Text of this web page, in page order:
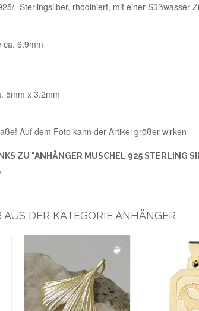
Sterlingsilber, rhodiniert, mit einer Süßwasser-
ca. 6.9mm
5mm x 3.2mm
Auf dem Foto kann der Artikel größer wirken
ZU "ANHÄNGER MUSCHEL 925 STERLING
DER KATEGORIE ANHÄNGER